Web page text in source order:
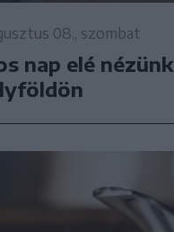
08., szombat
nap elé nézünk